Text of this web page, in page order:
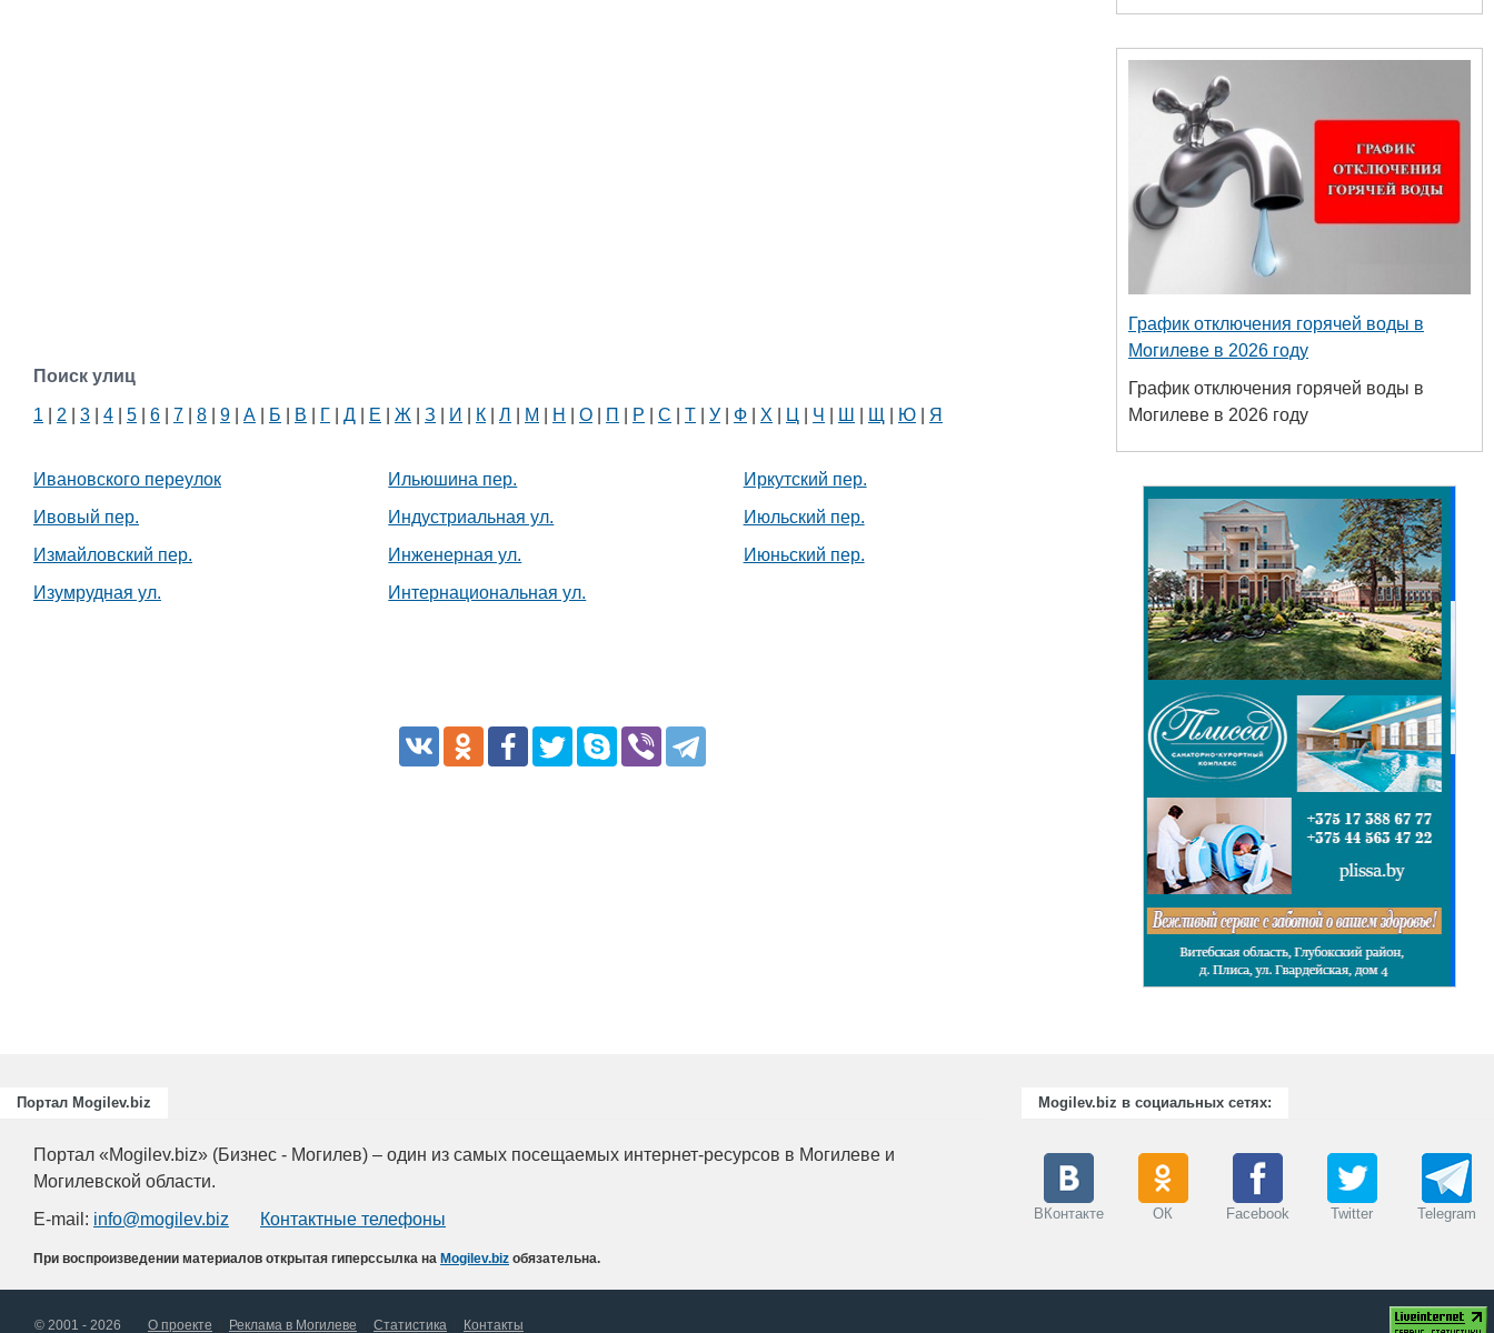
Поиск улиц
1 2 3 4 5 6 7 8 9 А Б В Г Д Е Ж З И К Л М Н О П Р С Т У Ф Х Ц Ч Ш Щ Ю Я
Ивановского переулок
Ивовый пер.
Измайловский пер.
Изумрудная ул.
Ильюшина пер.
Индустриальная ул.
Инженерная ул.
Интернациональная ул.
Иркутский пер.
Июльский пер.
Июньский пер.
График отключения горячей воды в
Могилеве в 2026 году
График отключения горячей воды в
Могилеве в 2026 году
Белорусский государственный
химических технологий
+375 222 63-92-70, +375 222 63-18-45
Портал Mogilev.biz
Портал «Mogilev.biz» (Бизнес - Могилев) – один из самых посещаемых интернет-ресурсов в Могилеве и
Могилевской области.
E-mail: info@mogilev.biz Контактные телефоны
При воспроизведении материалов открытая гиперссылка на Mogilev.biz обязательна.
Mogilev.biz в социальных сетях:
ВКонтакте ОК Facebook Twitter Telegram
© 2001 - 2026 О проекте Реклама в Могилеве Статистика Контакты